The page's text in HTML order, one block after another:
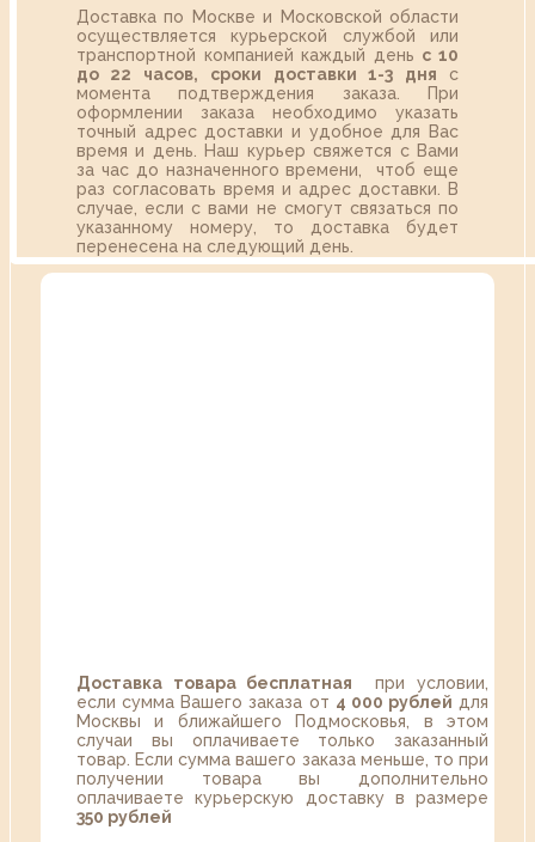
Доставка по Москве и Московской области
осуществляется курьерской службой или
транспортной компанией каждый день с 10
до 22 часов,
сроки доставки 1-3 дня с
момента подтверждения заказа. При
оформлении заказа необходимо указать
точный адрес доставки и удобное для Вас
время и день. Наш курьер свяжется с Вами
за час до назначенного времени, чтоб еще
раз согласовать время и адрес доставки. В
случае, если с вами не смогут связаться по
указанному номеру, то доставка будет
перенесена на следующий день.
Доставка товара бесплатная при условии,
если сумма Вашего заказа от 4 000 рублей для
Москвы и ближайшего Подмосковья, в этом
случаи вы оплачиваете только заказанный
товар. Если сумма вашего заказа меньше, то при
получении товара вы дополнительно
оплачиваете курьерскую доставку в размере
350 рублей